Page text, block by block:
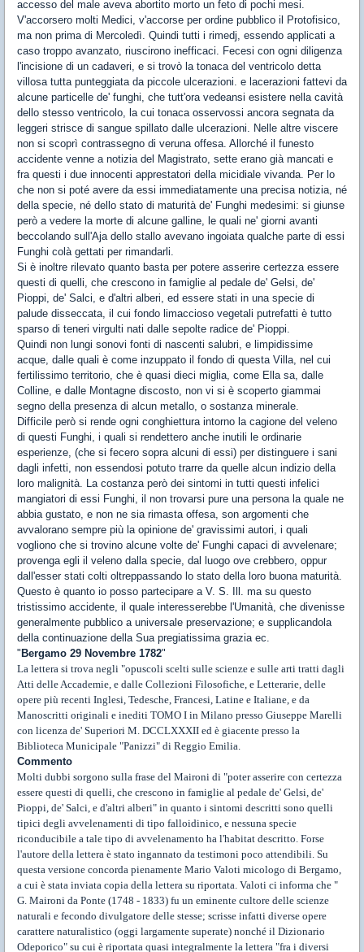
accesso del male aveva abortito morto un feto di pochi mesi.
V'accorsero molti Medici, v'accorse per ordine pubblico il Protofisico,
ma non prima di Mercoledì. Quindi tutti i rimedj, essendo applicati a
caso troppo avanzato, riuscirono inefficaci. Fecesi con ogni diligenza
l'incisione di un cadaveri, e si trovò la tonaca del ventricolo detta
villosa tutta punteggiata da piccole ulcerazioni. e lacerazioni fattevi da
alcune particelle de' funghi, che tutt'ora vedeansi esistere nella cavità
dello stesso ventricolo, la cui tonaca osservossi ancora segnata da
leggeri strisce di sangue spillato dalle ulcerazioni. Nelle altre viscere
non si scoprì contrassegno di veruna offesa. Allorché il funesto
accidente venne a notizia del Magistrato, sette erano già mancati e
fra questi i due innocenti apprestatori della micidiale vivanda. Per lo
che non si poté avere da essi immediatamente una precisa notizia, né
della specie, né dello stato di maturità de' Funghi medesimi: si giunse
però a vedere la morte di alcune galline, le quali ne' giorni avanti
beccolando sull'Aja dello stallo avevano ingoiata qualche parte di essi
Funghi colà gettati per rimandarli.
Si è inoltre rilevato quanto basta per potere asserire certezza essere
questi di quelli, che crescono in famiglie al pedale de' Gelsi, de'
Pioppi, de' Salci, e d'altri alberi, ed essere stati in una specie di
palude disseccata, il cui fondo limaccioso vegetali putrefatti è tutto
sparso di teneri virgulti nati dalle sepolte radice de' Pioppi.
Quindi non lungi sonovi fonti di nascenti salubri, e limpidissime
acque, dalle quali è come inzuppato il fondo di questa Villa, nel cui
fertilissimo territorio, che è quasi dieci miglia, come Ella sa, dalle
Colline, e dalle Montagne discosto, non vi si è scoperto giammai
segno della presenza di alcun metallo, o sostanza minerale.
Difficile però si rende ogni conghiettura intorno la cagione del veleno
di questi Funghi, i quali si rendettero anche inutili le ordinarie
esperienze, (che si fecero sopra alcuni di essi) per distinguere i sani
dagli infetti, non essendosi potuto trarre da quelle alcun indizio della
loro malignità. La costanza però dei sintomi in tutti questi infelici
mangiatori di essi Funghi, il non trovarsi pure una persona la quale ne
abbia gustato, e non ne sia rimasta offesa, son argomenti che
avvalorano sempre più la opinione de' gravissimi autori, i quali
vogliono che si trovino alcune volte de' Funghi capaci di avvelenare;
provenga egli il veleno dalla specie, dal luogo ove crebbero, oppur
dall'esser stati colti oltreppassando lo stato della loro buona maturità.
Questo è quanto io posso partecipare a V. S. Ill. ma su questo
tristissimo accidente, il quale interesserebbe l'Umanità, che divenisse
generalmente pubblico a universale preservazione; e supplicandola
della continuazione della Sua pregiatissima grazia ec.
" Bergamo 29 Novembre 1782"
La lettera si trova negli "opuscoli scelti sulle scienze e sulle arti tratti dagli
Atti delle Accademie, e dalle Collezioni Filosofiche, e Letterarie, delle
opere più recenti Inglesi, Tedesche, Francesi, Latine e Italiane, e da
Manoscritti originali e inediti TOMO I in Milano presso Giuseppe Marelli
con licenza de' Superiori M. DCCLXXXII ed è giacente presso la
Biblioteca Municipale "Panizzi" di Reggio Emilia.
Commento
Molti dubbi sorgono sulla frase del Maironi di "poter asserire con certezza
essere questi di quelli, che crescono in famiglie al pedale de' Gelsi, de'
Pioppi, de' Salci, e d'altri alberi" in quanto i sintomi descritti sono quelli
tipici degli avvelenamenti di tipo falloidinico, e nessuna specie
riconducibile a tale tipo di avvelenamento ha l'habitat descritto. Forse
l'autore della lettera è stato ingannato da testimoni poco attendibili. Su
questa versione concorda pienamente Mario Valoti micologo di Bergamo,
a cui è stata inviata copia della lettera su riportata. Valoti ci informa che "
G. Maironi da Ponte (1748 - 1833) fu un eminente cultore delle scienze
naturali e fecondo divulgatore delle stesse; scrisse infatti diverse opere
carattere naturalistico (oggi largamente superate) nonché il Dizionario
Odeporico" su cui è riportata quasi integralmente la lettera "fra i diversi